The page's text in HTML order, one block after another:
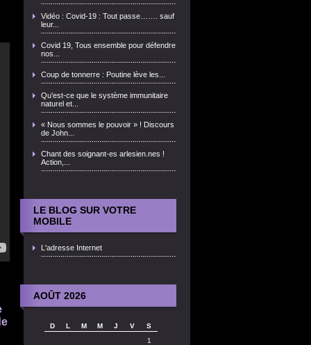
Vidéo : Covid-19 : Tout passe……. sauf
leur...
Covid 19, Tous ensemble pour défendre
nos...
Coup de tonnerre : Poutine lève les...
Qu'est-ce que le système immunitaire
naturel et...
« Nous sommes le pouvoir » ! Discours
de John...
Chant des soignant-es arlesien.nes !
Action,...
LE BLOG SUR VOTRE
MOBILE
L'adresse Internet
AOÛT 2026
D L M M J V
S
1